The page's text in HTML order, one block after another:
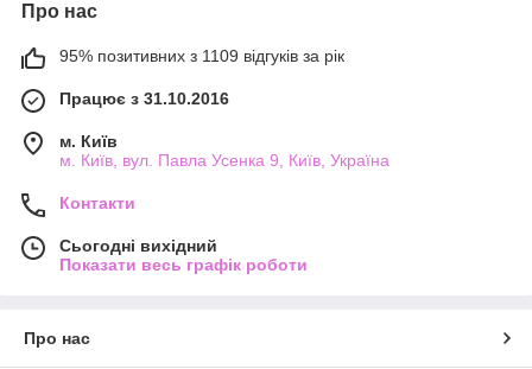
Про нас
95% позитивних з 1109 відгуків за рік
Працює з 31.10.2016
м. Київ
м. Київ, вул. Павла Усенка 9, Київ, Україна
Контакти
Сьогодні вихідний
Показати весь графік роботи
Про нас